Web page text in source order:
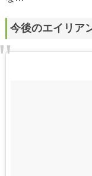
今後のエイリア